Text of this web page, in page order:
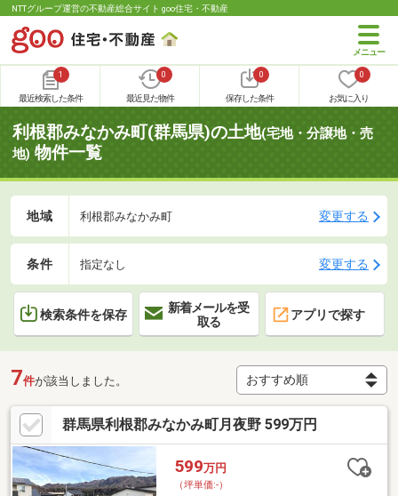
NTTグループ運営の不動産総合サイト goo住宅・不動産
1
最近検索した条件
0
最近見た物件
0
保存した条件
0
お気に入り
利根郡みなかみ町(群馬県)の土地(宅地・分譲地・売
地) 物件一覧
地域 利根郡みなかみ町 変更する
条件 指定なし 変更する
検索条件を保存
新着メールを受
取る
アプリで探す
7件が該当しました。
群馬県利根郡みなかみ町月夜野 599万円
599万円
（坪単価:-）